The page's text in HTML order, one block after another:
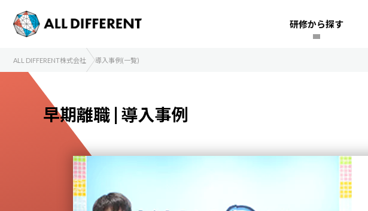
研修から探す
ALL DIFFERENT株式会社 導入事例(一覧)
早期離職 | 導入事例